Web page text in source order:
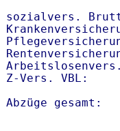
sozialvers.
Z-Vers. VBL:
Abzüge